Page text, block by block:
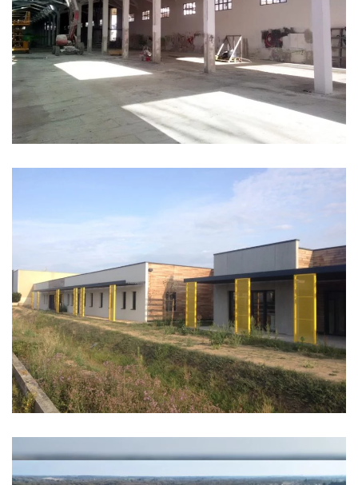
ATELIERS PODELIHA
MUTUELLE LA CHOLETAISE